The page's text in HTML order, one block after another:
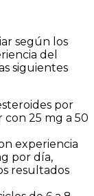
según los
del
siguientes
por
con 25 mg a 50
experiencia
por día,
resultados